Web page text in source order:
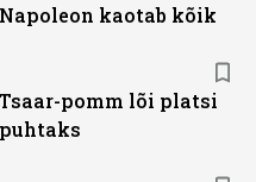
Napoleon kaotab kõik
Tsaar-pomm lõi platsi
puhtaks